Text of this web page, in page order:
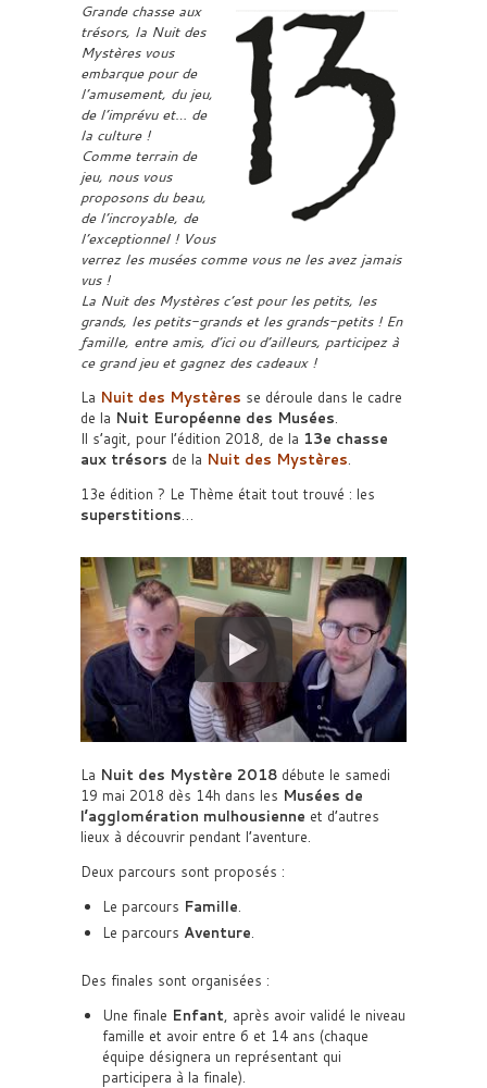
Grande chasse aux
trésors, la Nuit des
Mystères vous
embarque pour de
l’amusement, du jeu,
de l’imprévu et… de
la culture !
Comme terrain de
jeu, nous vous
proposons du beau,
de l’incroyable, de
l’exceptionnel ! Vous
verrez les musées comme vous ne les avez jamais
vus !
La Nuit des Mystères c’est pour les petits, les
grands, les petits-grands et les grands-petits ! En
famille, entre amis, d’ici ou d’ailleurs, participez à
ce grand jeu et gagnez des cadeaux !
La Nuit des Mystères se déroule dans le cadre
de la Nuit Européenne des Musées.
Il s’agit, pour l’édition 2018, de la 13e chasse
aux trésors de la Nuit des Mystères.
13e édition ? Le Thème était tout trouvé : les
superstitions…
La Nuit des Mystère 2018 débute le samedi
19 mai 2018 dès 14h dans les Musées de
l’agglomération mulhousienne et d’autres
lieux à découvrir pendant l’aventure.
Deux parcours sont proposés :
Le parcours Famille.
Le parcours Aventure.
Des finales sont organisées :
Une finale Enfant, après avoir validé le niveau
famille et avoir entre 6 et 14 ans (chaque
équipe désignera un représentant qui
participera à la finale).